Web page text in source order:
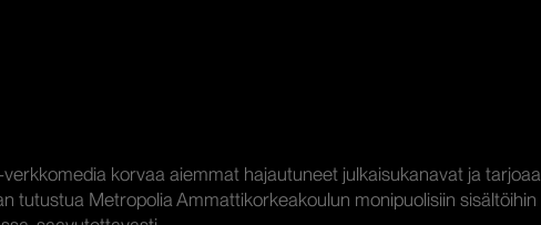
korvaa aiemmat hajautuneet julkaisukanavat ja tarjoaa
tutustua Metropolia Ammattikorkeakoulun monipuolisiin sisältöihin